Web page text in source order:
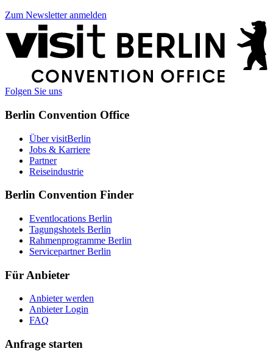
Zum Newsletter anmelden
Weitere
Informationen
Folgen Sie uns
Berlin Convention Office
Über visitBerlin
Jobs & Karriere
Partner
Reiseindustrie
Berlin Convention Finder
Eventlocations Berlin
Tagungshotels Berlin
Rahmenprogramme Berlin
Servicepartner Berlin
Für Anbieter
Anbieter werden
Anbieter Login
FAQ
Anfrage starten